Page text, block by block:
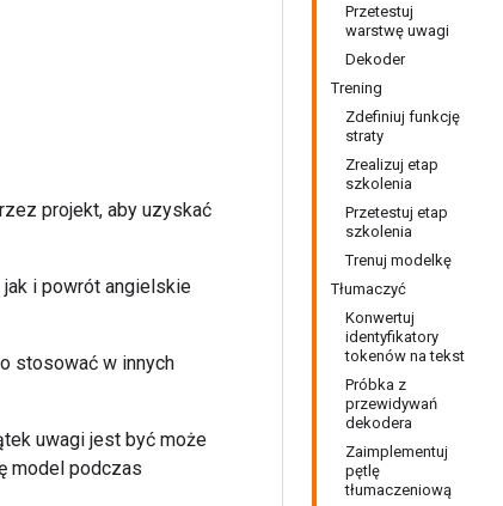
Przetestuj
warstwę uwagi
Dekoder
Trening
Zdefiniuj funkcję
straty
Zrealizuj etap
szkolenia
Przetestuj etap
szkolenia
Trenuj modelkę
Tłumaczyć
Konwertuj
identyfikatory
tokenów na tekst
Próbka z
przewidywań
dekodera
Zaimplementuj
pętlę
tłumaczeniową
projekt, aby uzyskać
i powrót angielskie
stosować w innych
uwagi jest być może
model podczas